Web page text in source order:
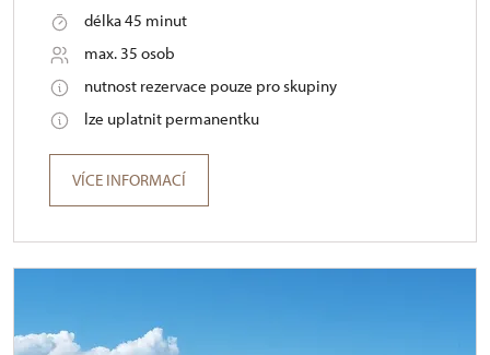
délka 45 minut
max. 35 osob
nutnost rezervace pouze pro skupiny
lze uplatnit permanentku
VÍCE INFORMACÍ